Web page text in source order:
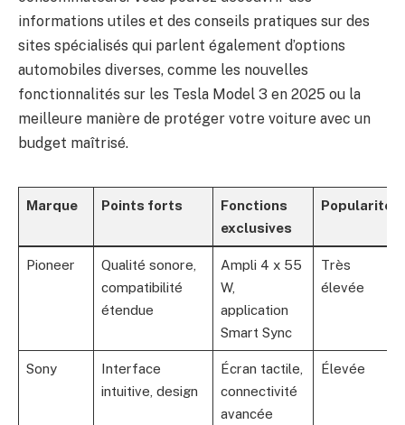
informations utiles et des conseils pratiques sur des
sites spécialisés qui parlent également d’options
automobiles diverses, comme les nouvelles
fonctionnalités sur les Tesla Model 3 en 2025 ou la
meilleure manière de protéger votre voiture avec un
budget maîtrisé.
Marque Points forts
Fonctions
exclusives
Popularité
Pioneer
Qualité sonore,
compatibilité
étendue
Ampli 4 x 55
W,
application
Smart Sync
Très
élevée
Sony
Interface
intuitive, design
Écran tactile,
connectivité
avancée
Élevée